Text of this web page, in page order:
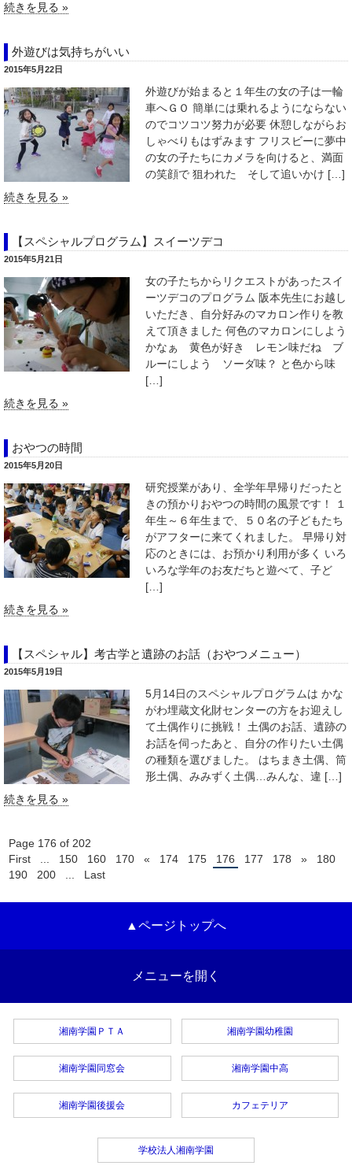
続きを見る »
外遊びは気持ちがいい
2015年5月22日
外遊びが始まると１年生の女の子は一輪
車へＧＯ 簡単には乗れるようにならない
のでコツコツ努力が必要 休憩しながらお
しゃべりもはずみます フリスビーに夢中
の女の子たちにカメラを向けると、満面
の笑顔で 狙われた そして追いかけ […]
続きを見る »
【スペシャルプログラム】スイーツデコ
2015年5月21日
女の子たちからリクエストがあったスイ
ーツデコのプログラム 阪本先生にお越し
いただき、自分好みのマカロン作りを教
えて頂きました 何色のマカロンにしよう
かなぁ 黄色が好き レモン味だね ブ
ルーにしよう ソーダ味？ と色から味
[…]
続きを見る »
おやつの時間
2015年5月20日
研究授業があり、全学年早帰りだったと
きの預かりおやつの時間の風景です！ １
年生～６年生まで、５０名の子どもたち
がアフターに来てくれました。 早帰り対
応のときには、お預かり利用が多く いろ
いろな学年のお友だちと遊べて、子ど
[…]
続きを見る »
【スペシャル】考古学と遺跡のお話（おやつメニュー）
2015年5月19日
5月14日のスペシャルプログラムは かな
がわ埋蔵文化財センターの方をお迎えし
て土偶作りに挑戦！ 土偶のお話、遺跡の
お話を伺ったあと、自分の作りたい土偶
の種類を選びました。 はちまき土偶、筒
形土偶、みみずく土偶…みんな、違 […]
続きを見る »
Page 176 of 202
First
150 160 170 « 174 175 176 177 178 »
180
190
200 Last
▲ページトップへ
メニューを開く
湘南学園ＰＴＡ
湘南学園同窓会
湘南学園後援会
湘南学園幼稚園
湘南学園中高
カフェテリア
学校法人湘南学園